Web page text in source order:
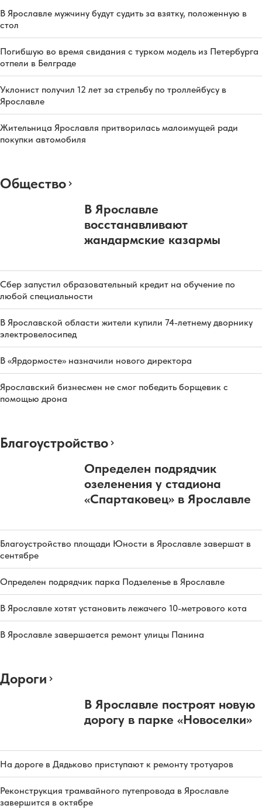
В Ярославле мужчину будут судить за взятку, положенную в
стол
Погибшую во время свидания с турком модель из Петербурга
отпели в Белграде
Уклонист получил 12 лет за стрельбу по троллейбусу в
Ярославле
Жительница Ярославля притворилась малоимущей ради
покупки автомобиля
Общество
В Ярославле
восстанавливают
жандармские казармы
Сбер запустил образовательный кредит на обучение по
любой специальности
В Ярославской области жители купили 74-летнему дворнику
электровелосипед
В «Ярдормосте» назначили нового директора
Ярославский бизнесмен не смог победить борщевик с
помощью дрона
Благоустройство
Определен подрядчик
озеленения у стадиона
«Спартаковец» в Ярославле
Благоустройство площади Юности в Ярославле завершат в
сентябре
Определен подрядчик парка Подзеленье в Ярославле
В Ярославле хотят установить лежачего 10-метрового кота
В Ярославле завершается ремонт улицы Панина
Дороги
В Ярославле построят новую
дорогу в парке «Новоселки»
На дороге в Дядьково приступают к ремонту тротуаров
Реконструкция трамвайного путепровода в Ярославле
завершится в октябре